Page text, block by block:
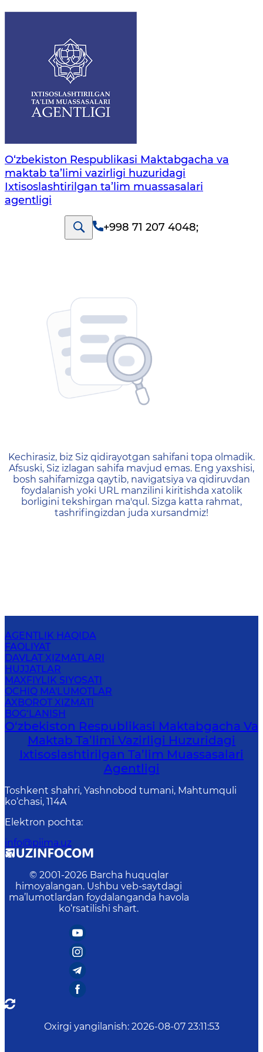
O‘zbekiston Respublikasi Maktabgacha va
maktab ta’limi vazirligi huzuridagi
Ixtisoslashtirilgan ta’lim muassasalari
agentligi
+998 71 207 4048;
404 — Страница не
Kechirasiz, biz Siz qidirayotgan sahifani topa olmadik.
Afsuski, Siz izlagan sahifa mavjud emas. Eng yaxshisi,
bosh sahifamizga qaytib, navigatsiya va qidiruvdan
foydalanish yoki URL manzilini kiritishda xatolik
borligini tekshirgan ma'qul. Sizga katta rahmat,
tashrifingizdan juda xursandmiz!
AGENTLIK HAQIDA
FAOLIYAT
DAVLAT XIZMATLARI
HUJJATLAR
MAXFIYLIK SIYOSATI
OCHIQ MA'LUMOTLAR
AXBOROT XIZMATI
BOG‘LANISH
O‘zbekiston Respublikasi Maktabgacha Va
Maktab Ta’limi Vazirligi Huzuridagi
Ixtisoslashtirilgan Ta’lim Muassasalari
Agentligi
Toshkent shahri, Yashnobod tumani, Mahtumquli
ko‘chasi, 114A
Elektron pochta:
info@piima.uz
© 2001-2026 Barcha huquqlar
himoyalangan. Ushbu veb-saytdagi
ma’lumotlardan foydalanganda havola
ko‘rsatilishi shart.
Oxirgi yangilanish: 2026-08-07 23:11:53